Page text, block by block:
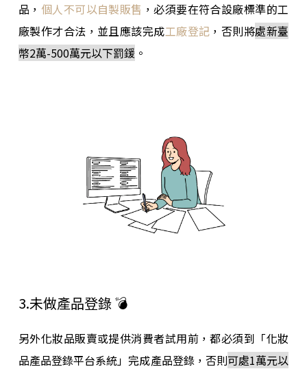
品， 個人不可以自製販售 ，必須要在符合設廠標準的工
廠製作才合法，並且應該完成工廠登記 ，否則將處新臺
幣2萬-500萬元以下罰鍰 。
3.未做產品登錄 💣
另外化妝品販賣或提供消費者試用前，都必須到「化妝
品產品登錄平台系統」完成產品登錄，否則可處1萬元以